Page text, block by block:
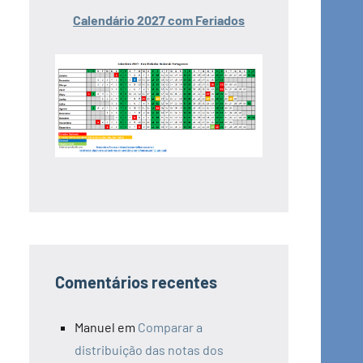
Calendário 2027 com Feriados
Comentários recentes
Manuel em Comparar a
distribuição das notas dos